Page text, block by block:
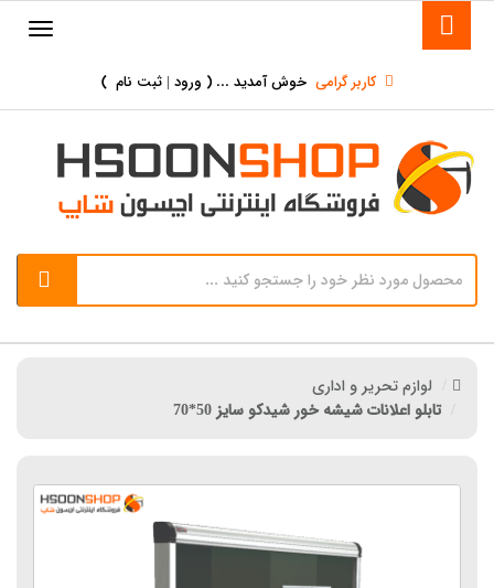
کاربر گرامی خوش آمدید ... ( ورود | ثبت نام )
لوازم تحریر و اداری
تابلو اعلانات شیشه خور شیدکو سایز 50*70